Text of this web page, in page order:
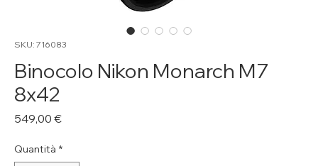
SKU: 716083
Binocolo Nikon Monarch M7
8x42
549,00 €Prezzo
Quantità *